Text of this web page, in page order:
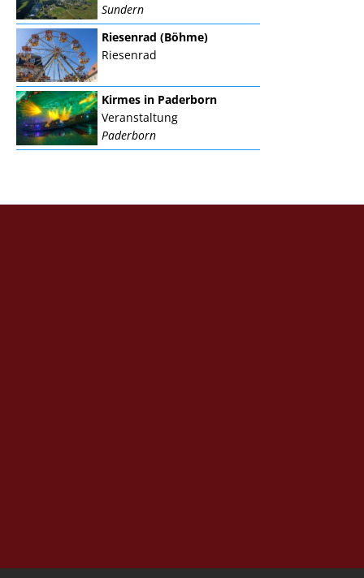
Sundern
Riesenrad (Böhme)
Riesenrad
Kirmes in Paderborn
Veranstaltung
Paderborn